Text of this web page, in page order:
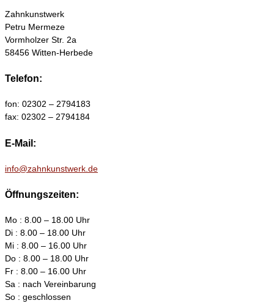
Zahnkunstwerk
Petru Mermeze
Vormholzer Str. 2a
58456 Witten-Herbede
Telefon:
fon: 02302 – 2794183
fax: 02302 – 2794184
E-Mail:
info@zahnkunstwerk.de
Öffnungszeiten:
Mo : 8.00 – 18.00 Uhr
Di : 8.00 – 18.00 Uhr
Mi : 8.00 – 16.00 Uhr
Do : 8.00 – 18.00 Uhr
Fr : 8.00 – 16.00 Uhr
Sa : nach Vereinbarung
So : geschlossen